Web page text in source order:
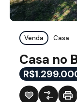
Venda Casa
Casa no